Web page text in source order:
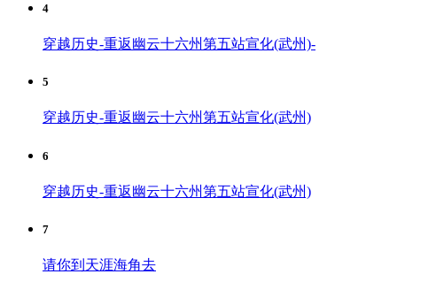
4
穿越历史-重返幽云十六州第五站宣化(武州)-
5
穿越历史-重返幽云十六州第五站宣化(武州)
6
穿越历史-重返幽云十六州第五站宣化(武州)
7
请你到天涯海角去